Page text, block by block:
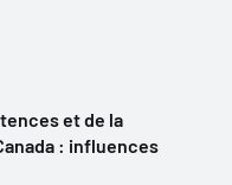
et de la
: influences